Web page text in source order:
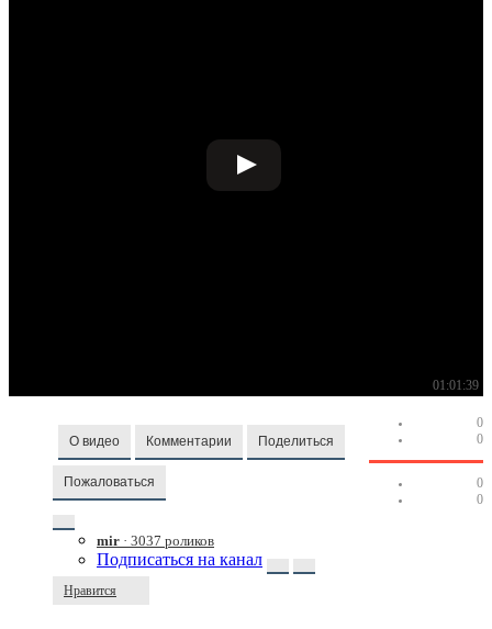
01:01:39
О видео Комментарии Поделиться
Пожаловаться
mir · 3037 роликов
Подписаться на канал
Нравится
0
0
0
0